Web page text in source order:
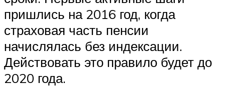
пришлись на 2016 год, когда
страховая часть пенсии
начислялась без индексации.
Действовать это правило будет до
2020 года.